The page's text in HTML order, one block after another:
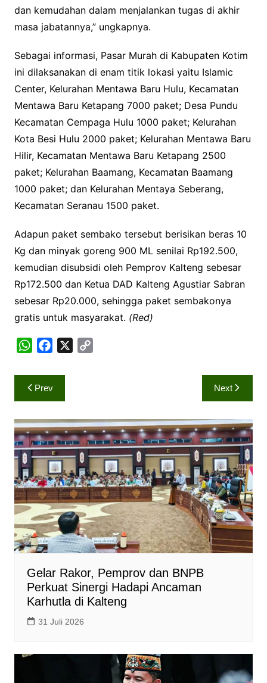
dan kemudahan dalam menjalankan tugas di akhir
masa jabatannya,” ungkapnya.
Sebagai informasi, Pasar Murah di Kabupaten Kotim
ini dilaksanakan di enam titik lokasi yaitu Islamic
Center, Kelurahan Mentawa Baru Hulu, Kecamatan
Mentawa Baru Ketapang 7000 paket; Desa Pundu
Kecamatan Cempaga Hulu 1000 paket; Kelurahan
Kota Besi Hulu 2000 paket; Kelurahan Mentawa Baru
Hilir, Kecamatan Mentawa Baru Ketapang 2500
paket; Kelurahan Baamang, Kecamatan Baamang
1000 paket; dan Kelurahan Mentaya Seberang,
Kecamatan Seranau 1500 paket.
Adapun paket sembako tersebut berisikan beras 10
Kg dan minyak goreng 900 ML senilai Rp192.500,
kemudian disubsidi oleh Pemprov Kalteng sebesar
Rp172.500 dan Ketua DAD Kalteng Agustiar Sabran
sebesar Rp20.000, sehingga paket sembakonya
gratis untuk masyarakat. (Red)
W
a
t
A
p
p
c
e
o
o
k
i
n
k
Navigasi
pos
Prev Next
Gelar Rakor, Pemprov dan BNPB
Perkuat Sinergi Hadapi Ancaman
Karhutla di Kalteng
31 Juli 2026